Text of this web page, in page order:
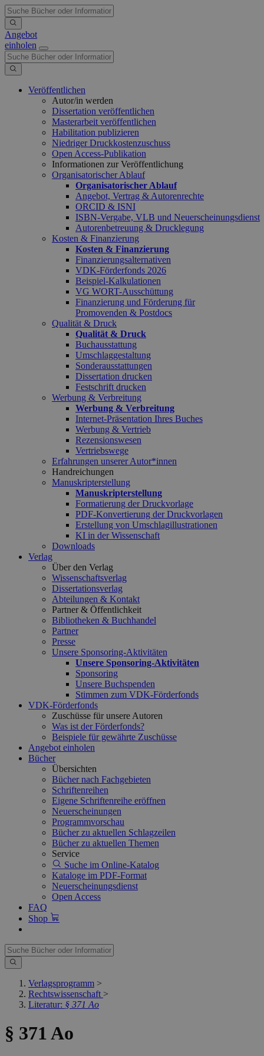
Angebot
einholen
Veröffentlichen
Autor/in werden
Dissertation veröffentlichen
Masterarbeit veröffentlichen
Habilitation publizieren
Niedriger Druckkostenzuschuss
Open Access-Publikation
Informationen zur Veröffentlichung
Organisatorischer Ablauf
Organisatorischer Ablauf
Angebot, Vertrag & Autorenrechte
ORCID & ISNI
ISBN-Vergabe, VLB und Neuerscheinungsdienst
Autorenbetreuung & Drucklegung
Kosten & Finanzierung
Kosten & Finanzierung
Finanzierungsalternativen
VDK-Förderfonds 2026
Beispiel-Kalkulationen
VG WORT-Ausschüttung
Finanzierung und Förderung für
Promovenden & Postdocs
Qualität & Druck
Qualität & Druck
Buchausstattung
Umschlaggestaltung
Sonderausstattungen
Dissertation drucken
Festschrift drucken
Werbung & Verbreitung
Werbung & Verbreitung
Internet-Präsentation Ihres Buches
Werbung & Vertrieb
Rezensionswesen
Vertriebswege
Erfahrungen unserer Autor*innen
Handreichungen
Manuskripterstellung
Manuskripterstellung
Formatierung der Druckvorlage
PDF-Konvertierung der Druckvorlagen
Erstellung von Umschlagillustrationen
KI in der Wissenschaft
Downloads
Verlag
Über den Verlag
Wissenschaftsverlag
Dissertationsverlag
Abteilungen & Kontakt
Partner & Öffentlichkeit
Bibliotheken & Buchhandel
Partner
Presse
Unsere Sponsoring-Aktivitäten
Unsere Sponsoring-Aktivitäten
Sponsoring
Unsere Buchspenden
Stimmen zum VDK-Förderfonds
VDK-Förderfonds
Zuschüsse für unsere Autoren
Was ist der Förderfonds?
Beispiele für gewährte Zuschüsse
Angebot einholen
Bücher
Übersichten
Bücher nach Fachgebieten
Schriftenreihen
Eigene Schriftenreihe eröffnen
Neuerscheinungen
Programmvorschau
Bücher zu aktuellen Schlagzeilen
Bücher zu aktuellen Themen
Service
Suche im Online-Katalog
Kataloge im PDF-Format
Neuerscheinungsdienst
Open Access
FAQ
Shop
Verlagsprogramm >
Rechtswissenschaft >
Literatur: § 371 Ao
§ 371 Ao